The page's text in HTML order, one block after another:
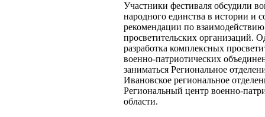
Участники фестиваля обсудили
народного единства в истории и
рекомендации по
просветительских организаций.
разработка комплексных
военно-патриотических
заниматься Региональное
Ивановское региональное
Региональный центр военно-
области.